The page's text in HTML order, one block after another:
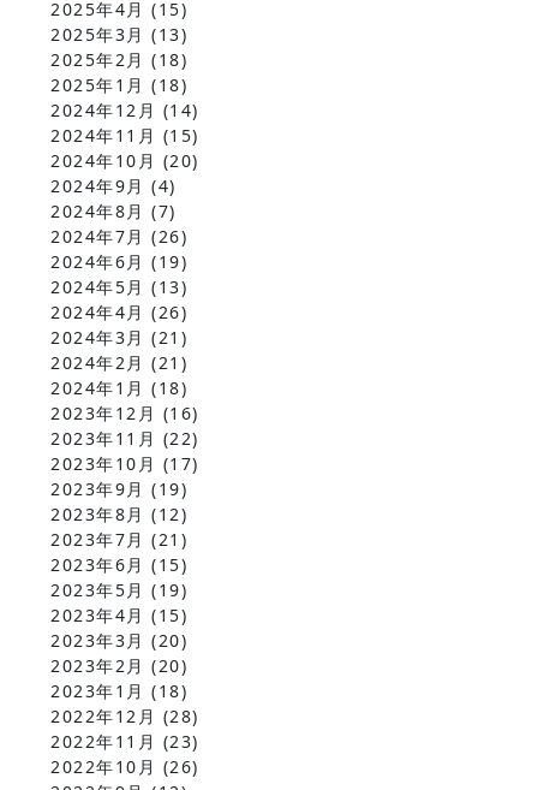
2025年4月 (15)
2025年3月 (13)
2025年2月 (18)
2025年1月 (18)
2024年12月 (14)
2024年11月 (15)
2024年10月 (20)
2024年9月 (4)
2024年8月 (7)
2024年7月 (26)
2024年6月 (19)
2024年5月 (13)
2024年4月 (26)
2024年3月 (21)
2024年2月 (21)
2024年1月 (18)
2023年12月 (16)
2023年11月 (22)
2023年10月 (17)
2023年9月 (19)
2023年8月 (12)
2023年7月 (21)
2023年6月 (15)
2023年5月 (19)
2023年4月 (15)
2023年3月 (20)
2023年2月 (20)
2023年1月 (18)
2022年12月 (28)
2022年11月 (23)
2022年10月 (26)